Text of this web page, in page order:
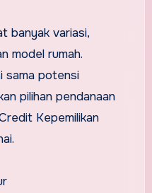
banyak variasi,
model rumah.
sama potensi
pilihan pendanaan
Kepemilikan